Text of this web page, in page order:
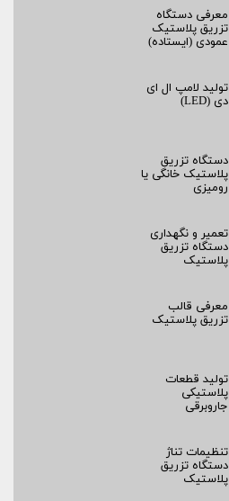
معرفی دستگاه
تزریق پلاستیک
عمودی (ایستاده)
تولید لامپ ال ای
دی (LED)
دستگاه تزریق
پلاستیک خانگی یا
رومیزی
تعمیر و نگهداری
دستگاه تزریق
پلاستیک
معرفی قالب
تزریق پلاستیک
تولید قطعات
پلاستیکی
جاروبرقی
تنظیمات تناژ
دستگاه تزریق
پلاستیک